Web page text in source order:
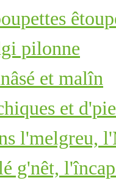
pilonne
et malîn
et
l'melgreu,
g'nêt,